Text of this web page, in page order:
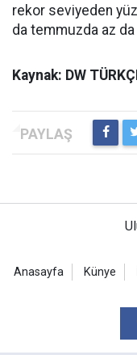
rekor seviyeden
da temmuzda az da
Kaynak: DW
Anasayfa Künye